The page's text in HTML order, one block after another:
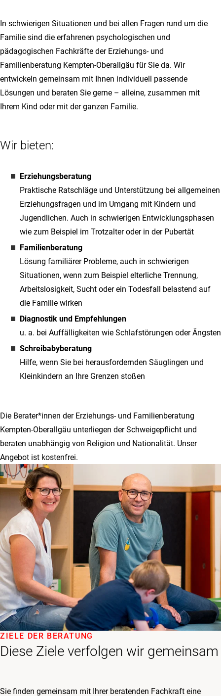
In schwierigen Situationen und bei allen Fragen rund um die
Familie sind die erfahrenen psychologischen und
pädagogischen Fachkräfte der Erziehungs- und
Familienberatung Kempten-Oberallgäu für Sie da. Wir
entwickeln gemeinsam mit Ihnen individuell passende
Lösungen und beraten Sie gerne – alleine, zusammen mit
Ihrem Kind oder mit der ganzen Familie.
Wir bieten:
Erziehungsberatung
Praktische Ratschläge und Unterstützung bei allgemeinen
Erziehungsfragen und im Umgang mit Kindern und
Jugendlichen. Auch in schwierigen Entwicklungsphasen
wie zum Beispiel im Trotzalter oder in der Pubertät
Familienberatung
Lösung familiärer Probleme, auch in schwierigen
Situationen, wenn zum Beispiel elterliche Trennung,
Arbeitslosigkeit, Sucht oder ein Todesfall belastend auf
die Familie wirken
Diagnostik und Empfehlungen
u. a. bei Auffälligkeiten wie Schlafstörungen oder Ängsten
Schreibabyberatung
Hilfe, wenn Sie bei herausfordernden Säuglingen und
Kleinkindern an Ihre Grenzen stoßen
Die Berater*innen der Erziehungs- und Familienberatung
Kempten-Oberallgäu unterliegen der Schweigepflicht und
beraten unabhängig von Religion und Nationalität. Unser
Angebot ist kostenfrei.
Diese Ziele verfolgen wir gemeinsam
ZIELE DER BERATUNG
Sie finden gemeinsam mit Ihrer beratenden Fachkraft eine